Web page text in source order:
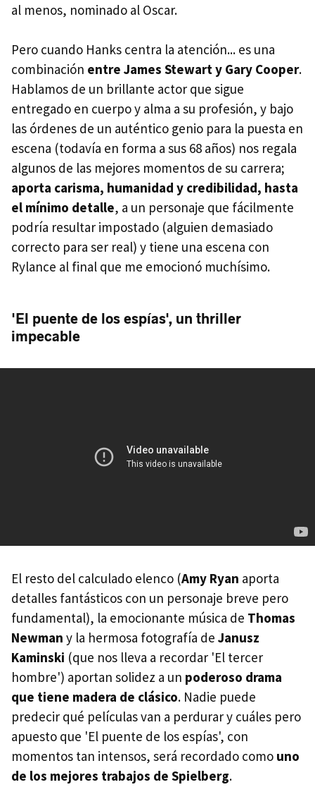
al menos, nominado al Oscar.
Pero cuando Hanks centra la atención... es una
combinación entre James Stewart y Gary Cooper.
Hablamos de un brillante actor que sigue
entregado en cuerpo y alma a su profesión, y bajo
las órdenes de un auténtico genio para la puesta en
escena (todavía en forma a sus 68 años) nos regala
algunos de las mejores momentos de su carrera;
aporta carisma, humanidad y credibilidad, hasta
el mínimo detalle, a un personaje que fácilmente
podría resultar impostado (alguien demasiado
correcto para ser real) y tiene una escena con
Rylance al final que me emocionó muchísimo.
'El puente de los espías', un thriller
impecable
El resto del calculado elenco (Amy Ryan aporta
detalles fantásticos con un personaje breve pero
fundamental), la emocionante música de Thomas
Newman y la hermosa fotografía de Janusz
Kaminski (que nos lleva a recordar 'El tercer
hombre') aportan solidez a un poderoso drama
que tiene madera de clásico. Nadie puede
predecir qué películas van a perdurar y cuáles pero
apuesto que 'El puente de los espías', con
momentos tan intensos, será recordado como uno
de los mejores trabajos de Spielberg.